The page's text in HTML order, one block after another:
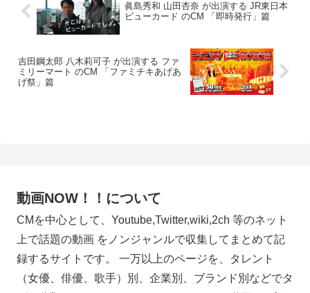
眞島秀和 山田杏奈 が出演する JR東日本
ビューカード のCM 「即時発行」篇
吉田鋼太郎 八木莉可子 が出演する ファ
ミリーマート のCM 「ファミチキあげあ
げ祭」篇
動画NOW！！について
CMを中心として、Youtube,Twitter,wiki,2ch 等のネット
上で話題の動画 をノンジャンルで収集してまとめて記
録するサイトです。 一万以上のページを、タレント
（女優、俳優、歌手）別、企業別、ブランド別などでタ